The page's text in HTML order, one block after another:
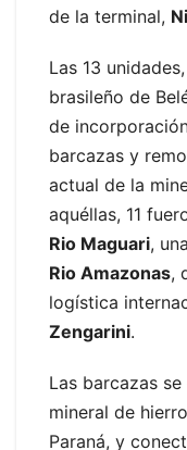
de la terminal,
Las 13
brasileño de
de
barcazas y
actual de la
aquéllas, 11
Rio Maguari,
Rio Amazonas,
logística
Zengarini.
Las barcazas
mineral de
Paraná, y